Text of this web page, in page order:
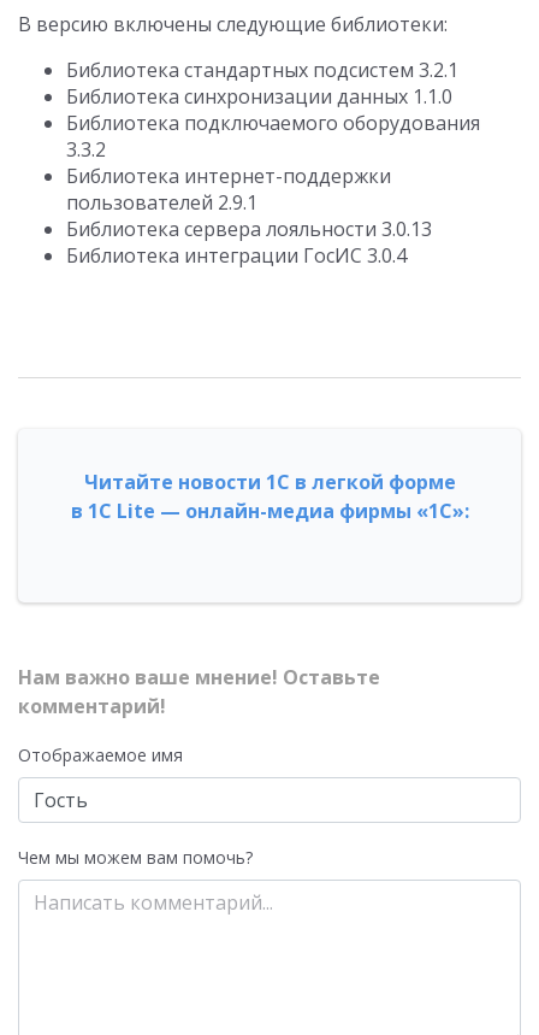
В версию включены следующие библиотеки:
Библиотека стандартных подсистем 3.2.1
Библиотека синхронизации данных 1.1.0
Библиотека подключаемого оборудования
3.3.2
Библиотека интернет-поддержки
пользователей 2.9.1
Библиотека сервера лояльности 3.0.13
Библиотека интеграции ГосИС 3.0.4
Читайте новости 1С в легкой форме
в 1С Lite — онлайн-медиа фирмы «1С»:
Нам важно ваше мнение! Оставьте
комментарий!
Отображаемое имя
Чем мы можем вам помочь?